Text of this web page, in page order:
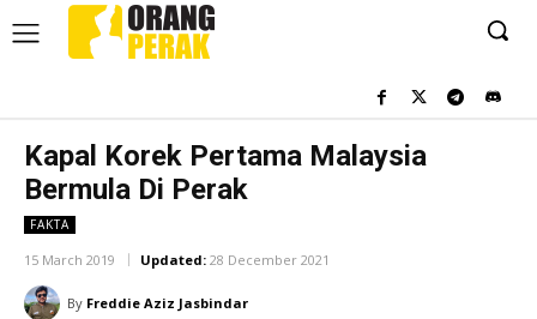
Kapal Korek Pertama Malaysia
Bermula Di Perak
FAKTA
15 March 2019 Updated: 28 December 2021
By Freddie Aziz Jasbindar